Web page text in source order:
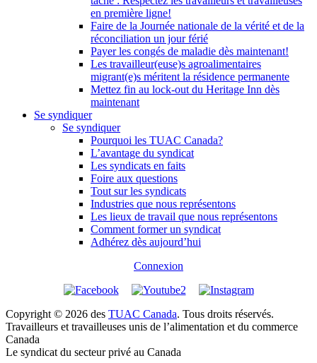
en première ligne!
Faire de la Journée nationale de la vérité et de la
réconciliation un jour férié
Payer les congés de maladie dès maintenant!
Les travailleur(euse)s agroalimentaires
migrant(e)s méritent la résidence permanente
Mettez fin au lock-out du Heritage Inn dès
maintenant
Se syndiquer
Se syndiquer
Pourquoi les TUAC Canada?
L’avantage du syndicat
Les syndicats en faits
Foire aux questions
Tout sur les syndicats
Industries que nous représentons
Les lieux de travail que nous représentons
Comment former un syndicat
Adhérez dès aujourd’hui
Connexion
Copyright © 2026 des TUAC Canada. Tous droits réservés.
Travailleurs et travailleuses unis de l’alimentation et du commerce
Canada
Le syndicat du secteur privé au Canada